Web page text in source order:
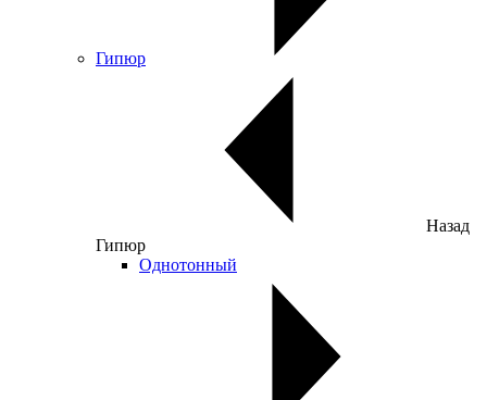
Гипюр
Назад
Гипюр
Однотонный